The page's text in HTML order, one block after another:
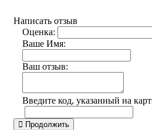
Написать отзыв
Оценка:
Ваше Имя:
Ваш отзыв:
Введите код, указанный на
Продолжить